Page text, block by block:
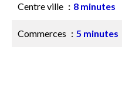
Centre ville 8 minutes
Commerces 5 minutes